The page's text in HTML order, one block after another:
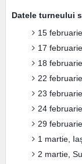
Datele turneului
15
17
18
22
23
24
29
1 martie,
2 martie,